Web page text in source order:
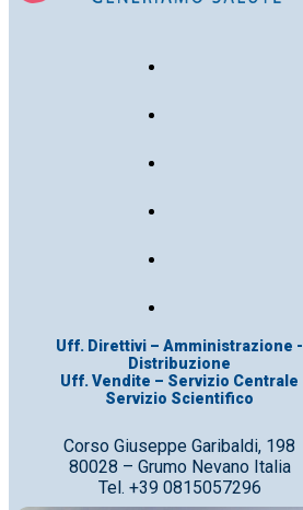
Uff. Direttivi – Amministrazione -
Distribuzione
Uff. Vendite – Servizio Centrale
Servizio Scientifico
Corso Giuseppe Garibaldi, 198
80028 – Grumo Nevano Italia
Tel. +39 0815057296